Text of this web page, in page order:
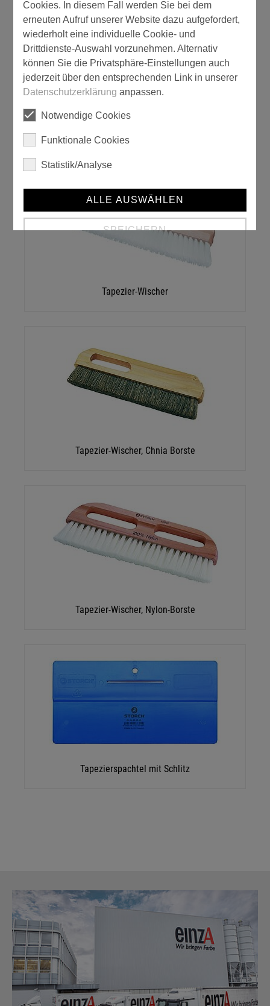
Tapezier-Wischer
Tapezier-Wischer, Chnia Borste
Tapezier-Wischer, Nylon-Borste
Tapezierspachtel mit Schlitz
Cookies. In diesem Fall werden Sie bei dem
erneuten Aufruf unserer Website dazu aufgefordert,
wiederholt eine individuelle Cookie- und
Drittdienste-Auswahl vorzunehmen. Alternativ
können Sie die Privatsphäre-Einstellungen auch
jederzeit über den entsprechenden Link in unserer
Datenschutzerklärung anpassen.
Notwendige Cookies
Funktionale Cookies
Statistik/Analyse
ALLE AUSWÄHLEN
SPEICHERN
Impressum| Datenschutz